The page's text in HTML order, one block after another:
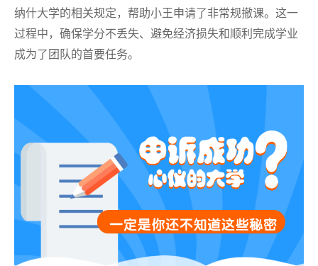
纳什大学的相关规定，帮助小王申请了非常规撤课。这一
过程中，确保学分不丢失、避免经济损失和顺利完成学业
成为了团队的首要任务。